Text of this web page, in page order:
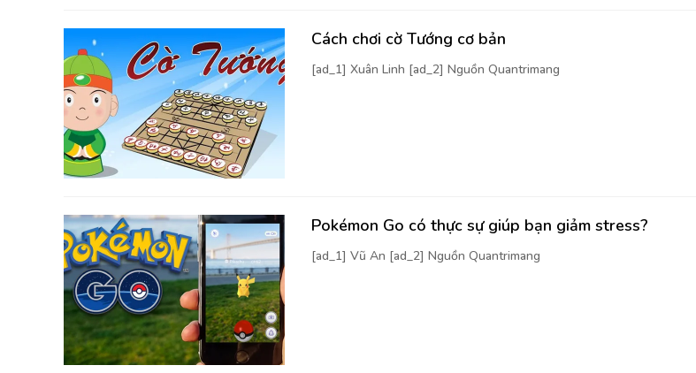
Cách chơi cờ Tướng cơ bản
[ad_1] Xuân Linh [ad_2] Nguồn Quantrimang
Pokémon Go có thực sự giúp bạn giảm stress?
[ad_1] Vũ An [ad_2] Nguồn Quantrimang